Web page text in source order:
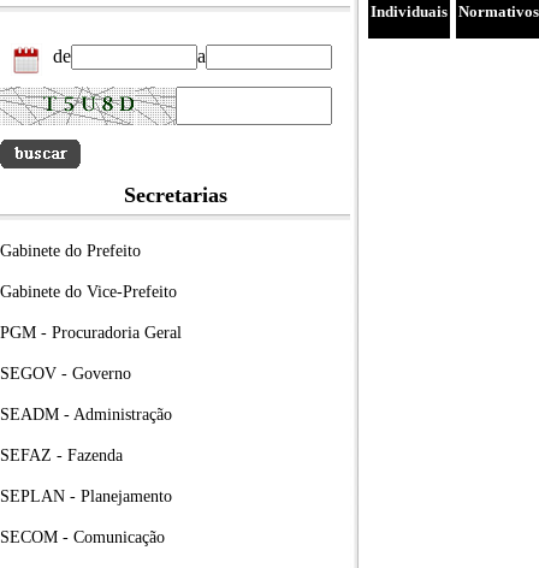
de a
Secretarias
Gabinete do Prefeito
Gabinete do Vice-Prefeito
PGM - Procuradoria Geral
SEGOV - Governo
SEADM - Administração
SEFAZ - Fazenda
SEPLAN - Planejamento
SECOM - Comunicação
Individuais Normativos